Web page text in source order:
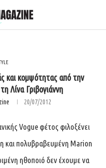
και κομψότητας από την
Λίνα Γριβογιάννη
20/07/2012
Vogue φέτος φιλοξένει
και πολυβραβευμένη Marion
ηθοποιό δεν έχουμε να